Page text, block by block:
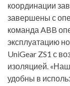
координации
завершены с
команда ABB
эксплуатацию
UniGear ZS1 с
изоляцией.
удобны в